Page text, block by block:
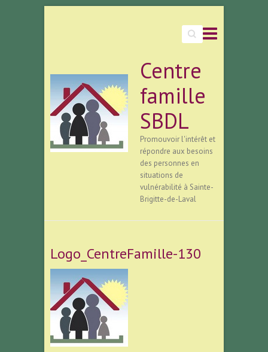
Search
Centre
famille
SBDL
Promouvoir l'intérêt et
répondre aux besoins
des personnes en
situations de
vulnérabilité à Sainte-
Brigitte-de-Laval
Logo_CentreFamille-130